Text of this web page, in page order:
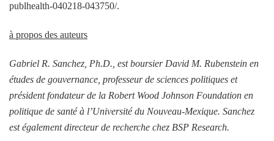
publhealth-040218-043750/.
à propos des auteurs
Gabriel R. Sanchez, Ph.D., est boursier David M. Rubenstein en
études de gouvernance, professeur de sciences politiques et
président fondateur de la Robert Wood Johnson Foundation en
politique de santé à l’Université du Nouveau-Mexique. Sanchez
est également directeur de recherche chez BSP Research.